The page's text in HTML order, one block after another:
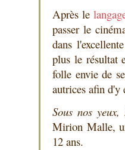
Après le
passer le
dans
plus le résultat
folle envie de
autrices afin d'y
Sous nos
Mirion Malle,
12 ans.